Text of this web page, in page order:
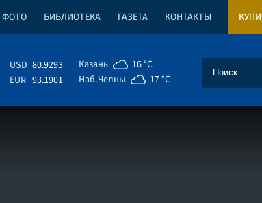
ФОТО БИБЛИОТЕКА ГАЗЕТА КОНТАКТЫ
USD 80.9293
EUR 93.1901
Казань
16 °C
Наб.Челны
17 °C